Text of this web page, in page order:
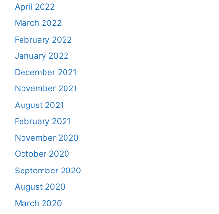
April 2022
March 2022
February 2022
January 2022
December 2021
November 2021
August 2021
February 2021
November 2020
October 2020
September 2020
August 2020
March 2020